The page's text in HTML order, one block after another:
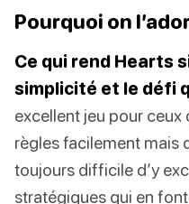
Pourquoi on
Ce qui rend Hearts
simplicité et le défi
excellent jeu pour ceux
règles facilement mais
toujours difficile d’y
stratégiques qui en